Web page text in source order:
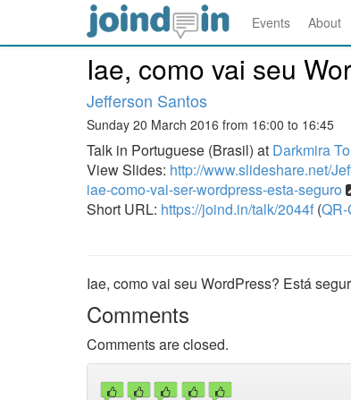
Events About
Iae, como vai seu
Jefferson Santos
Sunday 20 March 2016 from 16:00 to 16:45
Talk in Portuguese (Brasil) at Darkmira
View Slides: http://www.slideshare.net/
iae-como-vai-ser-wordpress-esta-seguro
Short URL: https://joind.in/talk/2044f (
Iae, como vai seu WordPress? Está
Comments
Comments are closed.